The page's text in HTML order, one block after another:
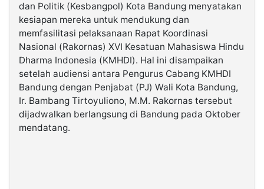
Kabarbaru.co
2026
Kabarbaru
Media
Holding
dan Politik (Kesbangpol) Kota Bandung menyatakan
kesiapan mereka untuk mendukung dan
memfasilitasi pelaksanaan Rapat Koordinasi
Nasional (Rakornas) XVI Kesatuan Mahasiswa Hindu
Dharma Indonesia (KMHDI). Hal ini disampaikan
setelah audiensi antara Pengurus Cabang KMHDI
Bandung dengan Penjabat (PJ) Wali Kota Bandung,
Ir. Bambang Tirtoyuliono, M.M. Rakornas tersebut
dijadwalkan berlangsung di Bandung pada Oktober
mendatang.